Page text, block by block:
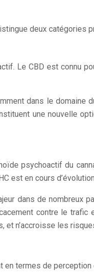
deux catégories
Le CBD est connu
dans le
une nouvelle
psychoactif du
est en cours
dans de nombreux
contre le
et n’accroisse les
en termes de